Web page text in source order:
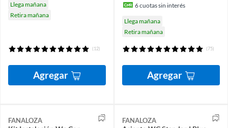
Llega mañana
Retira mañana
(12)
Agregar
6cuotas sin interés
Llega mañana
Retira mañana
(75)
Agregar
FANALOZA FANALOZA